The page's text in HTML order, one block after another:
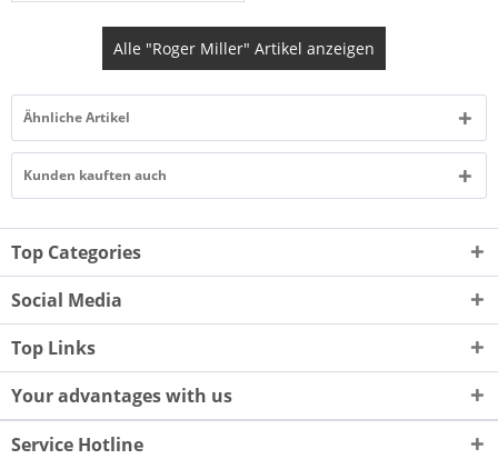
Alle "Roger Miller" Artikel anzeigen
Ähnliche Artikel
Kunden kauften auch
Top Categories
Social Media
Top Links
Your advantages with us
Service Hotline